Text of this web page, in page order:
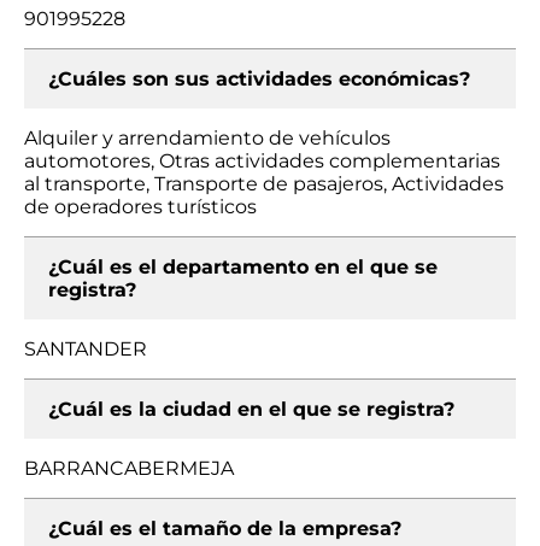
901995228
¿Cuáles son sus actividades económicas?
Alquiler y arrendamiento de vehículos
automotores, Otras actividades complementarias
al transporte, Transporte de pasajeros, Actividades
de operadores turísticos
¿Cuál es el departamento en el que se
registra?
SANTANDER
¿Cuál es la ciudad en el que se registra?
BARRANCABERMEJA
¿Cuál es el tamaño de la empresa?